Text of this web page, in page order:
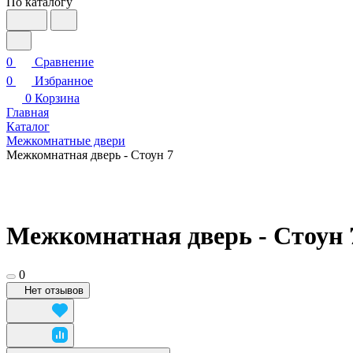
0
Сравнение
0
Избранное
0 Корзина
Главная
Каталог
Межкомнатные двери
Межкомнатная дверь - Стоун 7
Межкомнатная дверь - Стоун
0
Нет отзывов